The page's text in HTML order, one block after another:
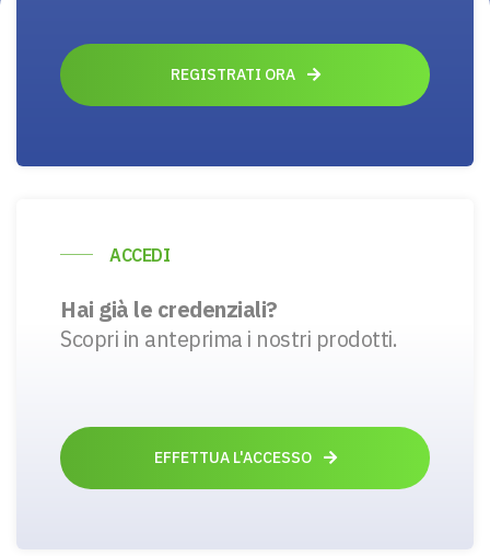
REGISTRATI ORA
ACCEDI
Hai già le credenziali?
Scopri in anteprima i nostri prodotti.
EFFETTUA L'ACCESSO